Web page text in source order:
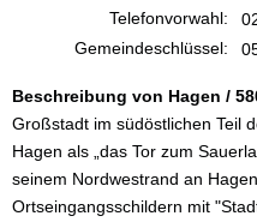
Telefonvorwahl:
Gemeindeschlüssel:
Beschreibung von Hagen /
Großstadt im südöstlichen Teil
Hagen als „das Tor zum
seinem Nordwestrand an
Ortseingangsschildern mit